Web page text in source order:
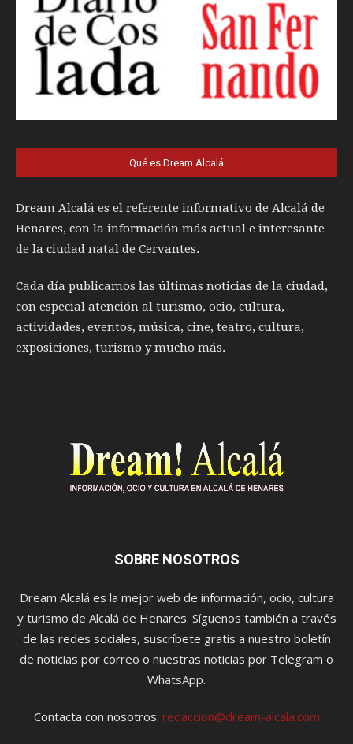
Qué es Dream Alcalá
Dream Alcalá es el referente informativo de Alcalá de
Henares, con la información más actual e interesante
de la ciudad natal de Cervantes.
Cada día publicamos las últimas noticias de la ciudad,
con especial atención al turismo, ocio, cultura,
actividades, eventos, música, cine, teatro, cultura,
exposiciones, turismo y mucho más.
SOBRE NOSOTROS
Dream Alcalá es la mejor web de información, ocio, cultura
y turismo de Alcalá de Henares. Síguenos también a través
de las redes sociales, suscríbete gratis a nuestro boletín
de noticias por correo o nuestras noticias por Telegram o
WhatsApp.
Contacta con nosotros: redaccion@dream-alcala.com